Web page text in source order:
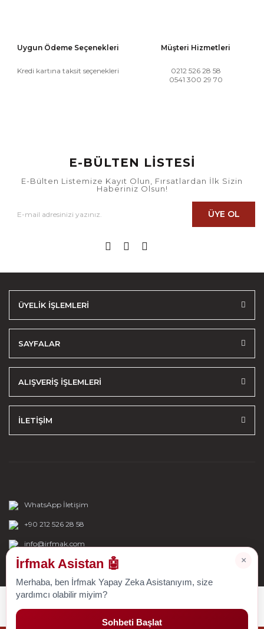
Uygun Ödeme Seçenekleri
Kredi kartına taksit seçenekleri
Müşteri Hizmetleri
0212 526 28 58
0541 300 29 70
E-BÜLTEN LİSTESİ
E-Bülten Listemize Kayıt Olun, Fırsatlardan İlk Sizin
Haberiniz Olsun!
ÜYE OL
ÜYELİK İŞLEMLERİ
SAYFALAR
ALIŞVERİŞ İŞLEMLERİ
İLETİŞİM
WhatsApp İletişim
+90 212 526 28 58
info@irfmak.com
×
İrfmak Asistan 🤖
Merhaba, ben İrfmak Yapay Zeka Asistanıyım, size
yardımcı olabilir miyim?
Sohbeti Başlat